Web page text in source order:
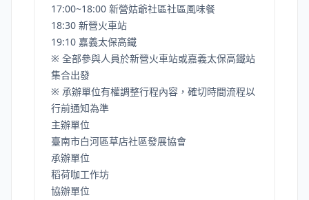
17:00~18:00 新營姑爺社區社區風味餐
18:30 新營火車站
19:10 嘉義太保高鐵
※ 全部參與人員於新營火車站或嘉義太保高鐵站
集合出發
※ 承辦單位有權調整行程內容，確切時間流程以
行前通知為準
主辦單位
臺南市白河區草店社區發展協會
承辦單位
稻荷咖工作坊
協辦單位